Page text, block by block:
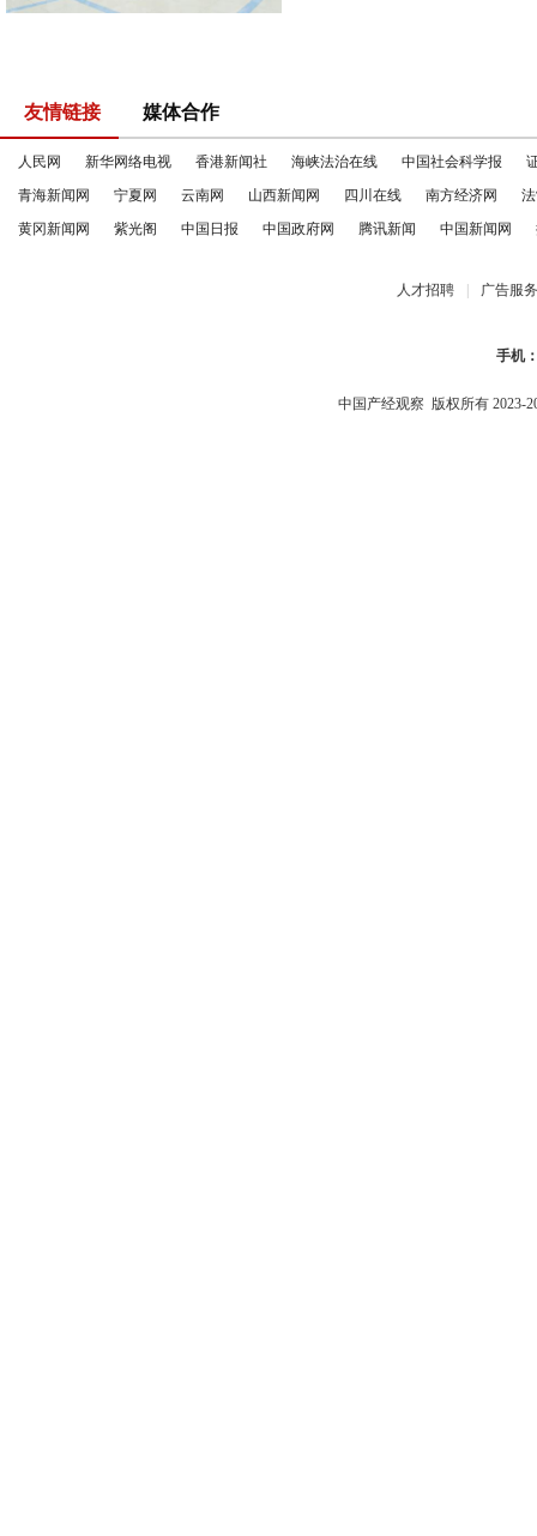
友情链接 媒体合作
人民网 新华网络电视 香港新闻社 海峡法治在线 中国社会科学报
青海新闻网
宁夏网 云南网 山西新闻网 四川在线 南方经济网
黄冈新闻网
紫光阁 中国日报 中国政府网 腾讯新闻 中国新闻网
人才招聘 广告服务
手机
中国产经观察 版权所有 2023-